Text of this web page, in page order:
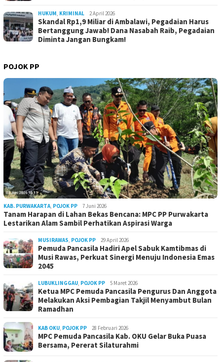
HUKUM, KRIMINAL 2 April 2026
Skandal Rp1,9 Miliar di Ambalawi, Pegadaian Harus
Bertanggung Jawab! Dana Nasabah Raib, Pegadaian
Diminta Jangan Bungkam!
POJOK PP
KAB. PURWAKARTA, POJOK PP 7 Juni 2026
Tanam Harapan di Lahan Bekas Bencana: MPC PP Purwakarta
Lestarikan Alam Sambil Perhatikan Aspirasi Warga
MUSIRAWAS, POJOK PP 29 April 2026
Pemuda Pancasila Hadiri Apel Sabuk Kamtibmas di
Musi Rawas, Perkuat Sinergi Menuju Indonesia Emas
2045
LUBUKLINGGAU, POJOK PP 5 Maret 2026
Ketua MPC Pemuda Pancasila Pengurus Dan Anggota
Melakukan Aksi Pembagian Takjil Menyambut Bulan
Ramadhan
KAB OKU, POJOK PP 28 Februari 2026
MPC Pemuda Pancasila Kab. OKU Gelar Buka Puasa
Bersama, Pererat Silaturahmi